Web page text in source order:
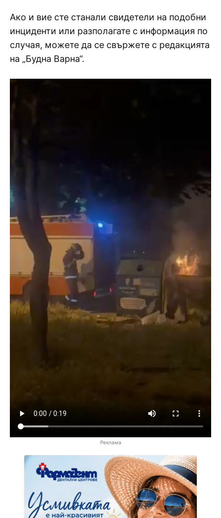
Ако и вие сте станали свидетели на подобни
инциденти или разполагате с информация по
случая, можете да се свържете с редакцията
на „Будна Варна“.
Реклама